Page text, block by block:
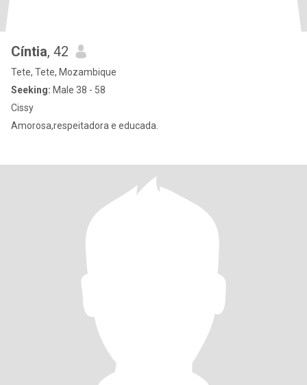
Cíntia, 42
Tete, Tete, Mozambique
Seeking: Male 38 - 58
Cissy
Amorosa,respeitadora e educada.